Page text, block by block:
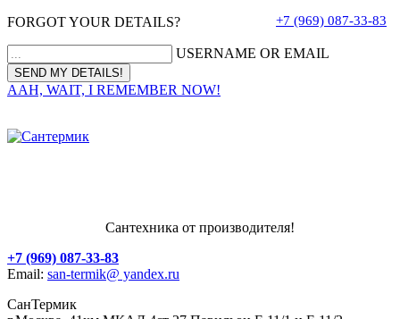
FORGOT YOUR DETAILS?
USERNAME OR EMAIL
AAH, WAIT, I REMEMBER NOW!
+7 (969) 087-33-83
Сантехника от производителя!
+7 (969) 087-33-83
Email: san-termik@ yandex.ru
СанТермик